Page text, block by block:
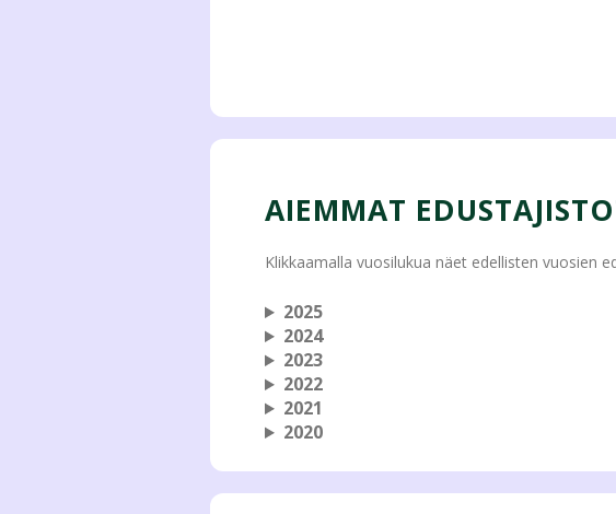
AIEMMAT
Klikkaamalla vuosilukua näet edellisten vuosien
2025
2024
2023
2022
2021
2020